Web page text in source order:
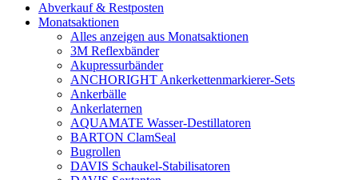
Abverkauf & Restposten
Monatsaktionen
Alles anzeigen aus Monatsaktionen
3M Reflexbänder
Akupressurbänder
ANCHORIGHT Ankerkettenmarkierer-Sets
Ankerbälle
Ankerlaternen
AQUAMATE Wasser-Destillatoren
BARTON ClamSeal
Bugrollen
DAVIS Schaukel-Stabilisatoren